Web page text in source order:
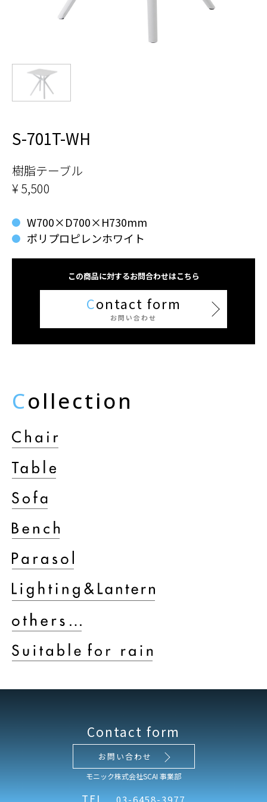
S-701T-WH
樹脂テーブル
¥ 5,500
W700×D700×H730mm
ポリプロピレンホワイト
この商品に対するお問合わせはこちら
Contact form
お問い合わせ
Collection
Contact form
お問い合わせ
モニック株式会社SCAI 事業部
TEL